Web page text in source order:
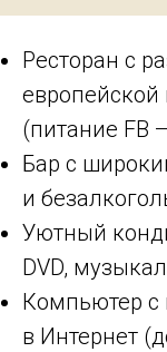
Ресторан с
(питание FB
Бар с
и
Уютный
DVD,
Компьютер с
в Интернет